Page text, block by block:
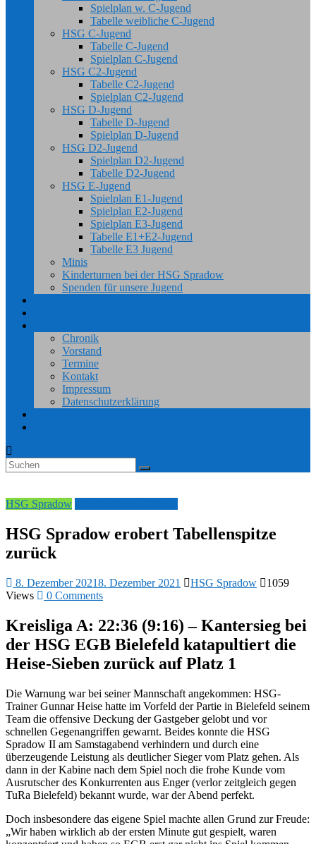
Spielplan w. C-Jugend
Tabelle weibliche C-Jugend
HSG C-Jugend
Tabelle C-Jugend
Spielplan C-Jugend
HSG C2-Jugend
Tabelle C2-Jugend
Spielplan C2-Jugend
HSG D-Jugend
Tabelle D-Jugend
Spielplan D-Jugend
HSG D2-Jugend
Spielplan D2-Jugend
Tabelle D2-Jugend
HSG E-Jugend
Spielplan E1-Jugend
Spielplan E2-Jugend
Spielplan E3-Jugend
Tabelle E1+E2-Jugend
Tabelle E3 Jugend
Minis
Kinderturnen bei der HSG Spradow
Spenden für unsere Jugend
Chronik
Vorstand
Termine
Kontakt
Impressum
Datenschutzerklärung
HSG Spradow
HSG Spradow erobert Tabellenspitze
zurück
8. Dezember 20218. Dezember 2021 HSG Spradow
1059
Views
0 Comments
Kreisliga A: 22:36 (9:16) – Kantersieg bei
der HSG EGB Bielefeld katapultiert die
Heise-Sieben zurück auf Platz 1
Die Warnung war bei seiner Mannschaft angekommen: HSG-
Trainer Gunnar Heise hatte im Vorfeld der Partie in Bielefeld seinem
Team die offensive Deckung der Gastgeber gelobt und vor
schnellen Gegenangriffen gewarnt. Beides konnte die HSG
Spradow II am Samstagabend verhindern und durch eine
überzeugende Leistung als deutlicher Sieger vom Platz gehen. Als
dann in der Kabine nach dem Spiel noch die frohe Kunde vom
Ausrutscher des Konkurrenten aus Enger (verlor zeitgleich gegen
TuRa Bielefeld) bekannt wurde, war der Abend perfekt.
Doch insbesondere das eigene Spiel machte allen Grund zur Freude:
„Wir haben wirklich ab der ersten Minute gut gespielt, waren